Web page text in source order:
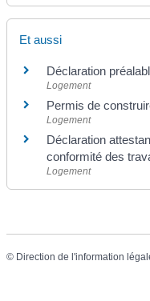
Et aussi
Déclaration
Logement
Permis de
Logement
Déclaration
conformité des
Logement
© Direction de l'information